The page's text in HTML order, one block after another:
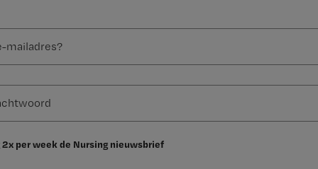
2x per week de Nursing nieuwsbrief